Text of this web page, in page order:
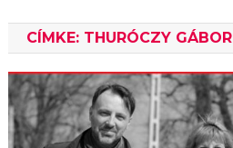
CÍMKE: THURÓCZY GÁBOR